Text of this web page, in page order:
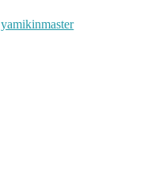
yamikinmaster